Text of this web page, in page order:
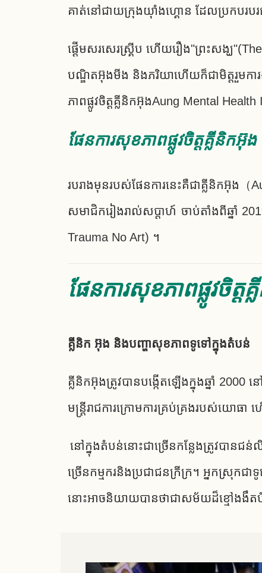
គាត់នៅជាយក្រុងយ៉ាំងហ្គោន ដែលប្រកបរបរជ
ផ្តើមសរសេរស្គ្រីប ហើយរឿង"ព្រះសង្ឃ
បណ្ឌិតអ៊ុងមីង និងភរិយាហើយក៏ជាមិត្តរួមការ
ភាពផ្លូវចិត្តគ្លីនិកអ៊ុងAung Mental
ផែនការសុខភាពផ្លូវចិត្តគ្លីនិកអ៊ុង
របរាងមុនរបស់ផែនការនេះគឺជាគ្លីនិកអ៊ុង
សមាជិករៀងរាល់សប្តាហ៍ ចាប់តាំងពីឆ្នាំ
Trauma No Art) ។
ផែនការសុខភាពផ្លូវចិត្
គ្លីនិក អ៊ុង និងបញ្ហាសុខភាពទូទៅក្នុងតំបន់
គ្លីនិកអ៊ុងត្រូវបានបង្កើតឡើងក្នុងឆ្នាំ
មន្ត្រីរាជការក្រោមការគ្រប់គ្រងរបស់យោធ
នៅក្នុងតំបន់នោះជាច្រើនកន្លែងត្រូវបានជ
ច្រើនកម្មករនិង​ប្រជាជន​ក្រីក្រ​។ អ្នក​ស្រុក​ជ
នោះអាច​និយាយ​បាន​ថា​ជា​សម័យ​ដ៏ខ្មៅងងឹត​បំ